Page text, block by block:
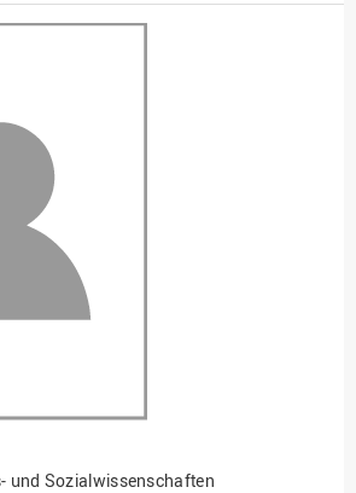
und
und
und Sozialwissenschaften